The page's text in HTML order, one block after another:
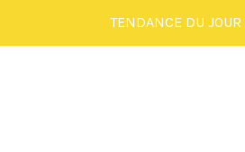
to
TENDANCE DU JOUR